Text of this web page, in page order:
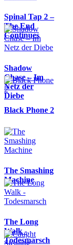
Spinal Tap 2 –
The End
Continues
Shadow
Chase – Im
Netz der
Diebe
Black Phone 2
The Smashing
Machine
The Long
Walk -
Todesmarsch